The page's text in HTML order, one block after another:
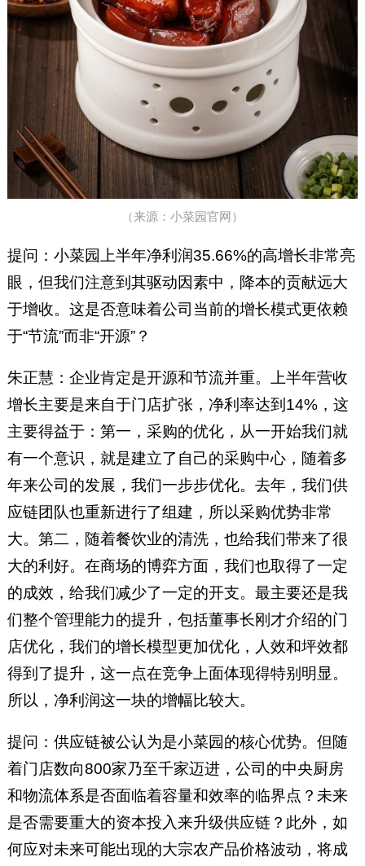
（来源：小菜园官网）
提问：小菜园上半年净利润35.66%的高增长非常亮
眼，但我们注意到其驱动因素中，降本的贡献远大
于增收。这是否意味着公司当前的增长模式更依赖
于“节流”而非“开源”？
朱正慧：企业肯定是开源和节流并重。上半年营收
增长主要是来自于门店扩张，净利率达到14%，这
主要得益于：第一，采购的优化，从一开始我们就
有一个意识，就是建立了自己的采购中心，随着多
年来公司的发展，我们一步步优化。去年，我们供
应链团队也重新进行了组建，所以采购优势非常
大。第二，随着餐饮业的清洗，也给我们带来了很
大的利好。在商场的博弈方面，我们也取得了一定
的成效，给我们减少了一定的开支。最主要还是我
们整个管理能力的提升，包括董事长刚才介绍的门
店优化，我们的增长模型更加优化，人效和坪效都
得到了提升，这一点在竞争上面体现得特别明显。
所以，净利润这一块的增幅比较大。
提问：供应链被公认为是小菜园的核心优势。但随
着门店数向800家乃至千家迈进，公司的中央厨房
和物流体系是否面临着容量和效率的临界点？未来
是否需要重大的资本投入来升级供应链？此外，如
何应对未来可能出现的大宗农产品价格波动，将成